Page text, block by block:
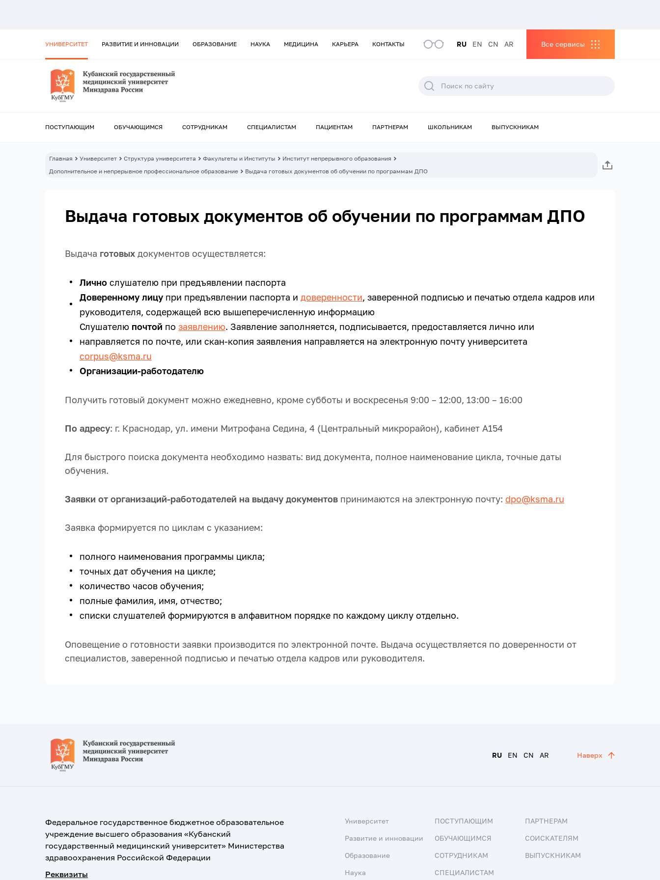
УНИВЕРСИТЕТ РАЗВИТИЕ И ИННОВАЦИИ ОБРАЗОВАНИЕ НАУКА МЕДИЦИНА КАРЬЕРА КОНТАКТЫ RU EN CN AR Все сервисы
ПОСТУПАЮЩИМ ОБУЧАЮЩИМСЯ СОТРУДНИКАМ СПЕЦИАЛИСТАМ ПАЦИЕНТАМ ПАРТНЕРАМ ШКОЛЬНИКАМ ВЫПУСКНИКАМ
Главная Университет Структура университета Факультеты и Институты
Институт непрерывного образования
Дополнительное и непрерывное профессиональное образование
Выдача готовых документов об обучении по программам ДПО
Выдача готовых документов об обучении по программам ДПО
Выдача готовых документов осуществляется:
Лично слушателю при предъявлении паспорта
Доверенному лицупри предъявлении паспорта и доверенности, заверенной подписью и печатью отдела кадров или
руководителя, содержащей всю вышеперечисленную информацию
Слушателю почтой по заявлению. Заявление заполняется, подписывается, предоставляется лично или
направляется по почте, или скан-копия заявления направляется на электронную почту университета
corpus@ksma.ru
Организации-работодателю
Получить готовый документ можно ежедневно, кроме субботы и воскресенья 9:00 – 12:00, 13:00 – 16:00
По адресу: г. Краснодар, ул. имени Митрофана Седина, 4 (Центральный микрорайон), кабинет А154
Для быстрого поиска документа необходимо назвать: вид документа, полное наименование цикла, точные даты
обучения.
Заявки от организаций-работодателей на выдачу документов принимаются на электронную почту: dpo@ksma.ru
Заявка формируется по циклам с указанием:
полного наименования программы цикла;
точных дат обучения на цикле;
количество часов обучения;
полные фамилия, имя, отчество;
списки слушателей формируются в алфавитном порядке по каждому циклу отдельно.
Оповещение о готовности заявки производится по электронной почте. Выдача осуществляется по доверенности от
специалистов, заверенной подписью и печатью отдела кадров или руководителя.
RU EN CN AR Наверх
Федеральное государственное бюджетное образовательное
учреждение высшего образования «Кубанский
государственный медицинский университет» Министерства
здравоохранения Российской Федерации
Реквизиты
Университет
Развитие и инновации
Образование
Наука
ПОСТУПАЮЩИМ
ОБУЧАЮЩИМСЯ
СОТРУДНИКАМ
СПЕЦИАЛИСТАМ
ПАРТНЕРАМ
СОИСКАТЕЛЯМ
ВЫПУСКНИКАМ